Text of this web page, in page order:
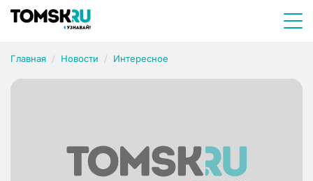
Главная Новости Интересное